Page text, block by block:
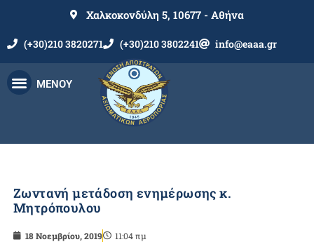
Χαλκοκονδύλη 5, 10677 - Αθήνα
(+30)210 3820271 (+30)210 3802241 info@eaaa.gr
ΜΕΝΟΥ
Ζωντανή μετάδοση ενημέρωσης κ.
Μητρόπουλου
18 Νοεμβρίου, 2019 11:04 πμ